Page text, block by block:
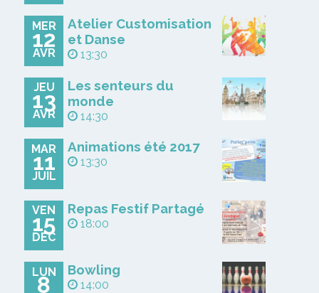
MER
12
AVR
Atelier Customisation
et Danse
13:30
JEU
13
AVR
Les senteurs du
monde
14:30
MAR
11
JUIL
Animations été 2017
13:30
VEN
15
DÉC
Repas Festif Partagé
18:00
LUN
8
Bowling
14:00